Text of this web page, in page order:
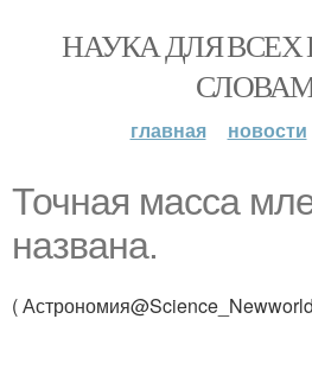
НАУКА ДЛЯ
главная новости
Точная масса
названа.
(